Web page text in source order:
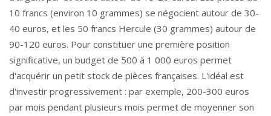
10 francs (environ 10 grammes) se négocient autour de 30-
40 euros, et les 50 francs Hercule (30 grammes) autour de
90-120 euros. Pour constituer une première position
significative, un budget de 500 à 1 000 euros permet
d'acquérir un petit stock de pièces françaises. L'idéal est
d'investir progressivement : par exemple, 200-300 euros
par mois pendant plusieurs mois permet de moyenner son